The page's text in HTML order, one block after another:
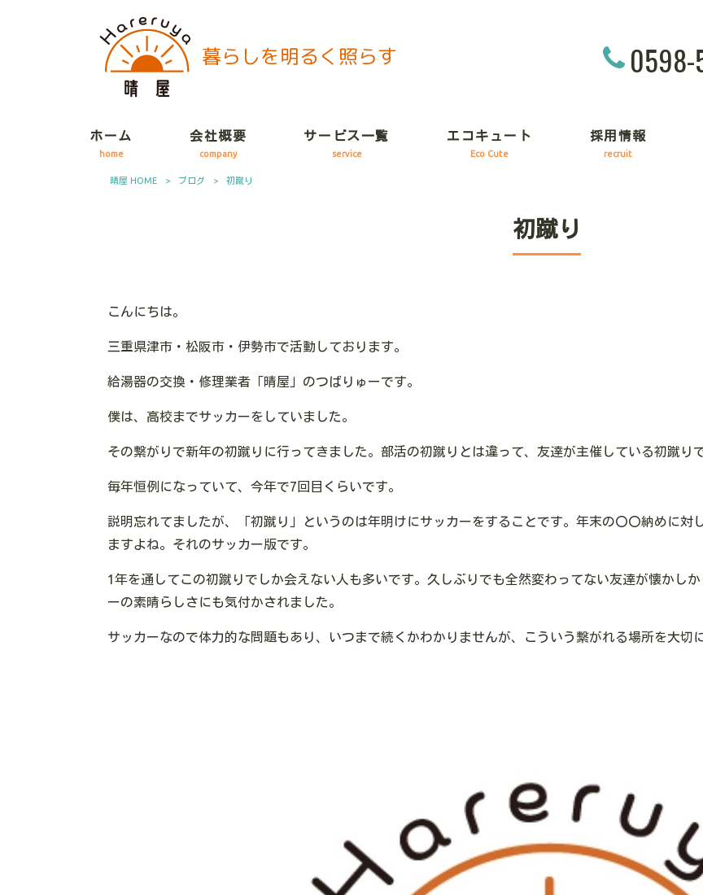
0598-
ホーム
home
会社概要
company
サービス一覧
service
エコキュート
Eco Cute
採用情報
recruit
晴屋 HOME > ブログ > 初蹴り
初蹴り
こんにちは。
三重県津市・松阪市・伊勢市で活動しております。
給湯器の交換・修理業者「晴屋」のつばりゅーです。
僕は、高校までサッカーをしていました。
その繋がりで新年の初蹴りに行ってきました。部活の初蹴りとは違って、友達が主催している初蹴りで
毎年恒例になっていて、今年で7回目くらいです。
説明忘れてましたが、「初蹴り」というのは年明けにサッカーをすることです。年末の〇〇納めに対
ますよね。それのサッカー版です。
1年を通してこの初蹴りでしか会えない人も多いです。久しぶりでも全然変わってない友達が懐かし
ーの素晴らしさにも気付かされました。
サッカーなので体力的な問題もあり、いつまで続くかわかりませんが、こういう繋がれる場所を大切